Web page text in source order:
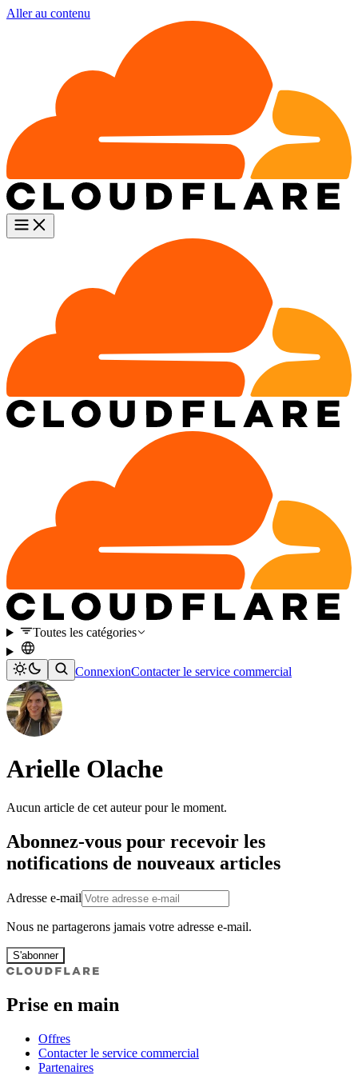
Aller au contenu
Toutes les catégories
ConnexionContacter le service commercial
Arielle Olache
Aucun article de cet auteur pour le moment.
Abonnez-vous pour recevoir les
notifications de nouveaux articles
Adresse e-mail
Nous ne partagerons jamais votre adresse e-mail.
S'abonner
Prise en main
Offres
Contacter le service commercial
Partenaires